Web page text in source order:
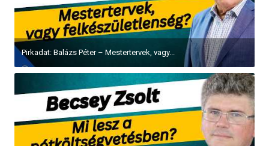
Pirkadat: Balázs Péter – Mestertervek, vagy...